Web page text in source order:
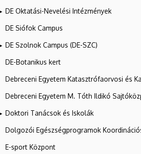
DE Oktatási-Nevelési Intézmények
DE Siófok Campus
DE Szolnok Campus (DE-SZC)
DE-Botanikus kert
Debreceni Egyetem Katasztrófaorvosi és
Debreceni Egyetem M. Tóth Ildikó
Doktori Tanácsok és Iskolák
Dolgozói Egészségprogramok
E-sport Központ